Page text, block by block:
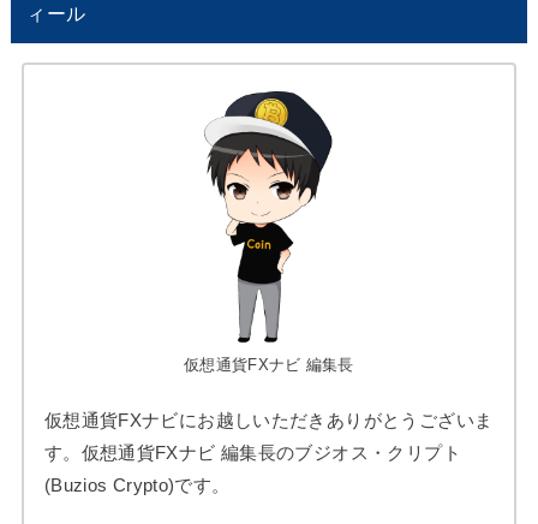
ィール
仮想通貨FXナビ 編集長
仮想通貨FXナビにお越しいただきありがとうございま
す。仮想通貨FXナビ 編集長のブジオス・クリプト
(Buzios Crypto)です。